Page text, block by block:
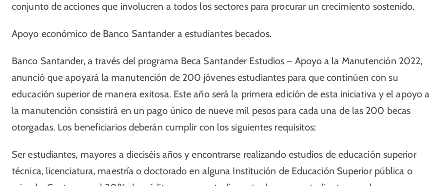
conjunto de acciones que involucren a todos los sectores para procurar un crecimiento sostenido.
Apoyo económico de Banco Santander a estudiantes becados.
Banco Santander, a través del programa Beca Santander Estudios – Apoyo a la Manutención 2022,
anunció que apoyará la manutención de 200 jóvenes estudiantes para que continúen con su
educación superior de manera exitosa. Este año será la primera edición de esta iniciativa y el apoyo a
la manutención consistirá en un pago único de nueve mil pesos para cada una de las 200 becas
otorgadas. Los beneficiarios deberán cumplir con los siguientes requisitos:
Ser estudiantes, mayores a dieciséis años y encontrarse realizando estudios de educación superior
técnica, licenciatura, maestría o doctorado en alguna Institución de Educación Superior pública o